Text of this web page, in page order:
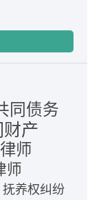
同债务
产
师
师
抚养权纠纷